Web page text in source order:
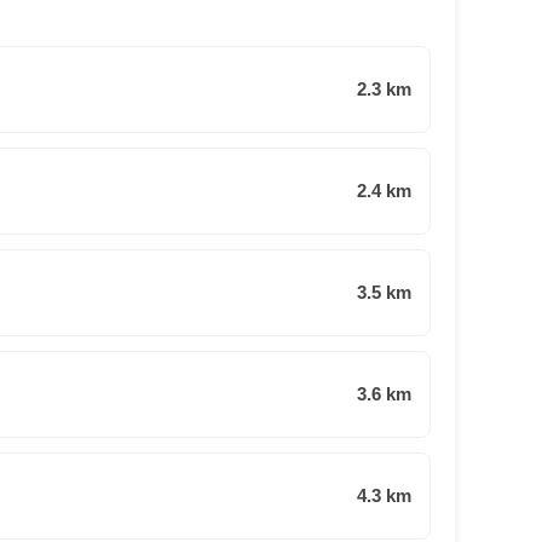
2.3 km
2.4 km
3.5 km
3.6 km
4.3 km